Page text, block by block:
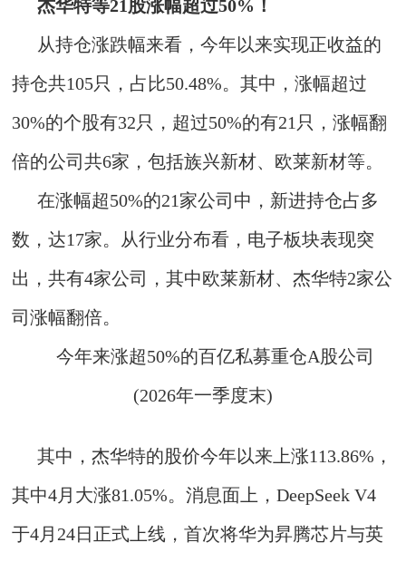
杰华特等21股涨幅超过50%！
从持仓涨跌幅来看，今年以来实现正收益的
持仓共105只，占比50.48%。其中，涨幅超过
30%的个股有32只，超过50%的有21只，涨幅翻
倍的公司共6家，包括族兴新材、欧莱新材等。
在涨幅超50%的21家公司中，新进持仓占多
数，达17家。从行业分布看，电子板块表现突
出，共有4家公司，其中欧莱新材、杰华特2家公
司涨幅翻倍。
今年来涨超50%的百亿私募重仓A股公司
(2026年一季度末)
其中，杰华特的股价今年以来上涨113.86%，
其中4月大涨81.05%。消息面上，DeepSeek V4
于4月24日正式上线，首次将华为昇腾芯片与英